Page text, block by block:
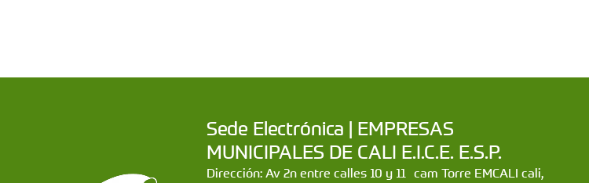
Sede Electrónica | EMPRESAS
MUNICIPALES DE CALI E.I.C.E. E.S.P.
Dirección: Av 2n entre calles 10 y 11 cam Torre EMCALI cali,